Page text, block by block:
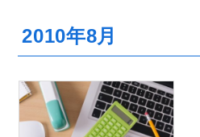
2010年8月